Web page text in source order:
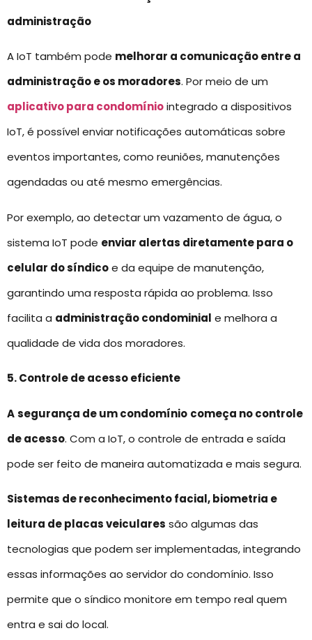
administração
A IoT também pode melhorar a comunicação entre a
administração e os moradores. Por meio de um
aplicativo para condomíniointegrado a dispositivos
IoT, é possível enviar notificações automáticas sobre
eventos importantes, como reuniões, manutenções
agendadas ou até mesmo emergências.
Por exemplo, ao detectar um vazamento de água, o
sistema IoT pode enviar alertas diretamente para o
celular do síndicoe da equipe de manutenção,
garantindo uma resposta rápida ao problema. Isso
facilita a administração condominial e melhora a
qualidade de vida dos moradores.
5. Controle de acesso eficiente
Asegurança de um condomínio começa no controle
de acesso. Com a IoT, o controle de entrada e saída
pode ser feito de maneira automatizada e mais segura.
Sistemas de reconhecimento facial, biometria e
leitura de placas veiculares são algumas das
tecnologias que podem ser implementadas, integrando
essas informações ao servidor do condomínio. Isso
permite que o síndico monitore em tempo real quem
entra e sai do local.